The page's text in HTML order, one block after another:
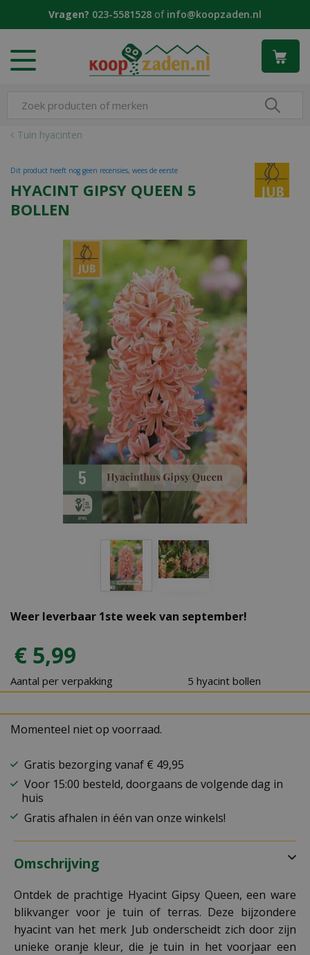
Tuin hyacinten
Vragen? 023-5581528 of info@koopzaden.nl
HYACINT GIPSY QUEEN 5
BOLLEN
Weer leverbaar 1ste week van september!
Dit product heeft nog geen recensies, wees de eerste
€ 5,99
Aantal per verpakking 5 hyacint bollen
Momenteel niet op voorraad.
Gratis bezorging vanaf € 49,95
Voor 15:00 besteld, doorgaans de volgende dag in
huis
Gratis afhalen in één van onze winkels!
Omschrijving
Ontdek de prachtige Hyacint Gipsy Queen, een ware
blikvanger voor je tuin of terras. Deze bijzondere
hyacint van het merk Jub onderscheidt zich door zijn
unieke oranje kleur, die je tuin in het voorjaar een